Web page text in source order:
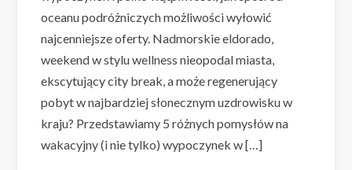
oceanu podróżniczych możliwości wyłowić
najcenniejsze oferty. Nadmorskie eldorado,
weekend w stylu wellness nieopodal miasta,
ekscytujący city break, a może regenerujący
pobyt w najbardziej słonecznym uzdrowisku w
kraju? Przedstawiamy 5 różnych pomysłów na
wakacyjny (i nie tylko) wypoczynek w […]